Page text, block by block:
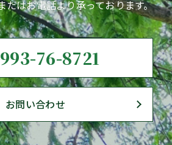
たはお電話より承っております。
76-8721
お問い合わせ